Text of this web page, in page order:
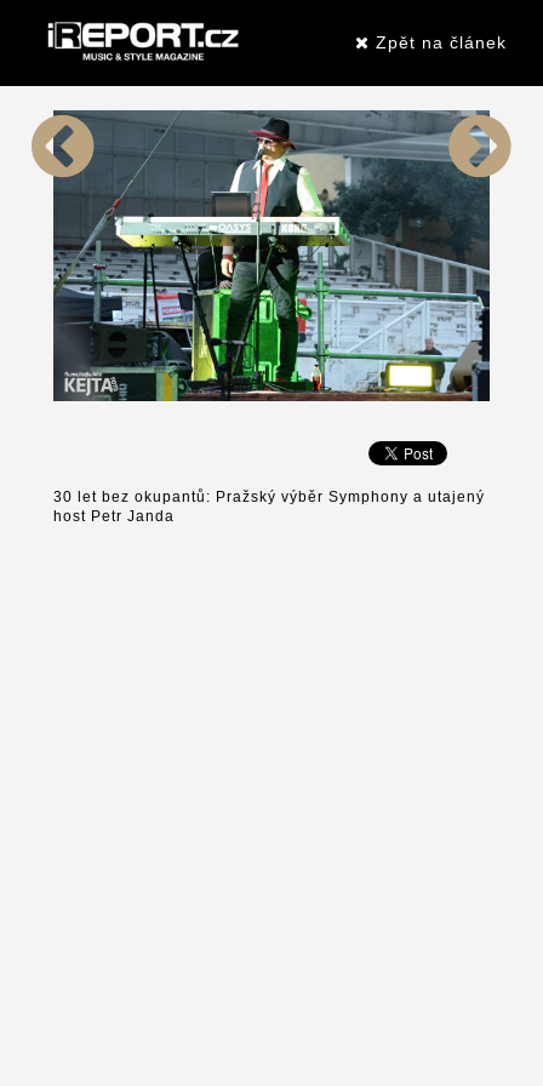
Zpět na článek
30 let bez okupantů: Pražský výběr Symphony a utajený
host Petr Janda